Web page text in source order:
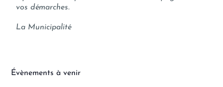
vos démarches.
La Municipalité
Évènements à venir